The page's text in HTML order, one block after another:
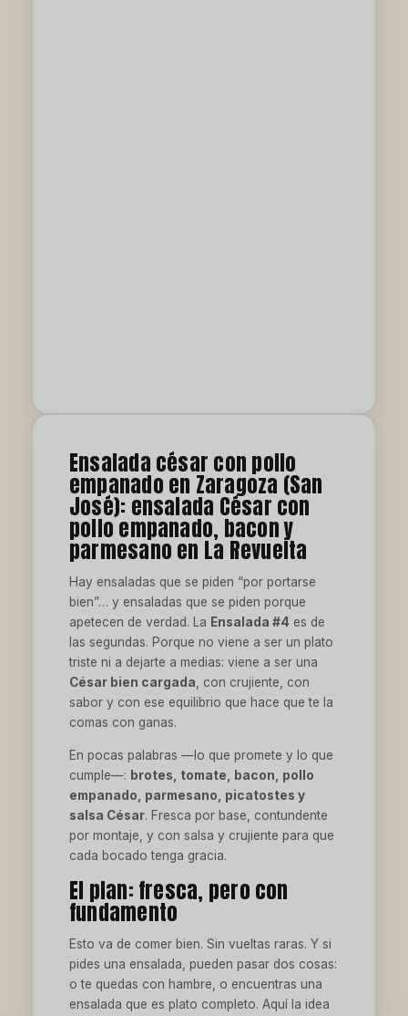
Ensalada césar con pollo
empanado en Zaragoza (San
José): ensalada César con
pollo empanado, bacon y
parmesano en La Revuelta
Hay ensaladas que se piden “por portarse
bien”… y ensaladas que se piden porque
apetecen de verdad. La Ensalada #4 es de
las segundas. Porque no viene a ser un plato
triste ni a dejarte a medias: viene a ser una
César bien cargada, con crujiente, con
sabor y con ese equilibrio que hace que te la
comas con ganas.
En pocas palabras —lo que promete y lo que
cumple—: brotes, tomate, bacon, pollo
empanado, parmesano, picatostes y
salsa César. Fresca por base, contundente
por montaje, y con salsa y crujiente para que
cada bocado tenga gracia.
El plan: fresca, pero con
fundamento
Esto va de comer bien. Sin vueltas raras. Y si
pides una ensalada, pueden pasar dos cosas:
o te quedas con hambre, o encuentras una
ensalada que es plato completo. Aquí la idea